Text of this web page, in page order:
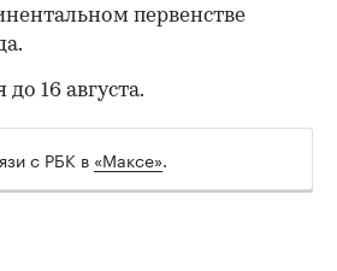
первенстве
16 августа.
с РБК в «Максе».